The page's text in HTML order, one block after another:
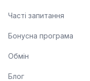
Часті запитання
Бонусна програма
Обмін
Блог